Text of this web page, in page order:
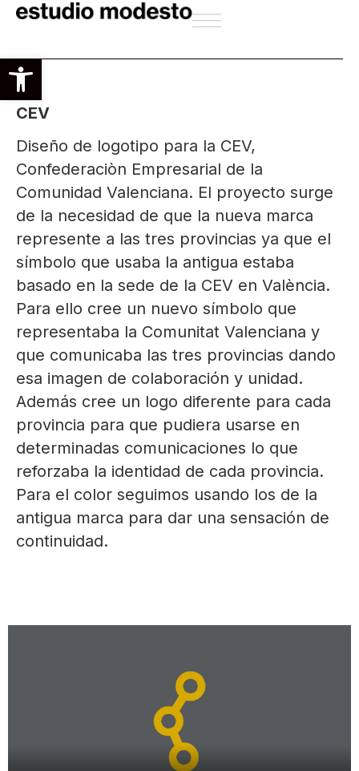
Abrir barra de herramientas
CEV
Diseño de logotipo para la CEV,
Confederaciòn Empresarial de la
Comunidad Valenciana. El proyecto surge
de la necesidad de que la nueva marca
represente a las tres provincias ya que el
símbolo que usaba la antigua estaba
basado en la sede de la CEV en València.
Para ello cree un nuevo símbolo que
representaba la Comunitat Valenciana y
que comunicaba las tres provincias dando
esa imagen de colaboración y unidad.
Además cree un logo diferente para cada
provincia para que pudiera usarse en
determinadas comunicaciones lo que
reforzaba la identidad de cada provincia.
Para el color seguimos usando los de la
antigua marca para dar una sensación de
continuidad.